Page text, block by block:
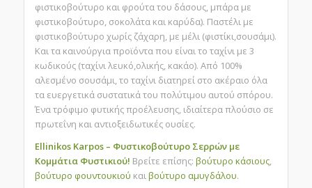
φιστικοβούτυρο και φρούτα του δάσους, μπάρα με
φιστικοβούτυρο, σοκολάτα και καρύδα). Παστέλι με
φιστικοβούτυρο χωρίς ζάχαρη, με μέλι (φιστίκι,σουσάμι).
Και τα καινούργια προϊόντα που είναι το ταχίνι με 3
κωδικούς (ταχίνι λευκό,ολικής, κακάο). Από 100%
αλεσμένο σουσάμι, το ταχίνι διατηρεί στο ακέραιο όλα
τα ευεργετικά συστατικά του πολύτιμου αυτού σπόρου.
Ένα τρόφιμο φυτικής προέλευσης, ιδιαίτερα πλούσιο σε
πρωτεΐνη και αντιοξειδωτικές ουσίες.
Ellinikos Karpos – Φυστικοβούτυρο Σερρών με
Κομμάτια Φυστικιού! Βρείτε επίσης: βούτυρο κάσιους,
βούτυρο φουντουκιού καιβούτυρο αμυγδάλου.